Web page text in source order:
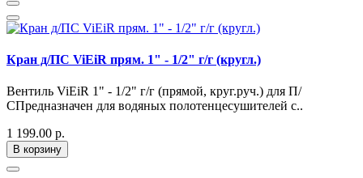
Кран д/ПС ViEiR прям. 1" - 1/2" г/г (кругл.)
Вентиль ViEiR 1" - 1/2" г/г (прямой, круг.руч.) для П/
СПредназначен для водяных полотенцесушителей с..
1 199.00 р.
В корзину